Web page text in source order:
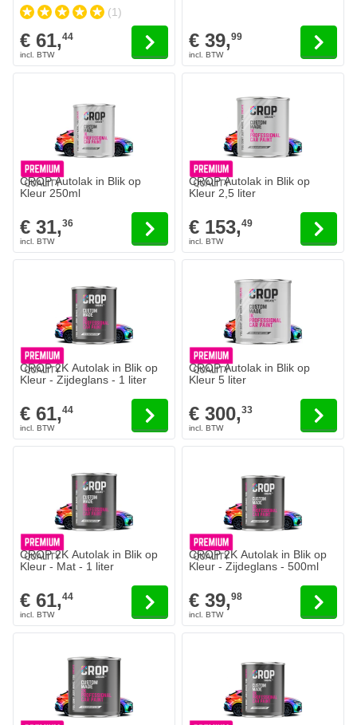
(1)
€ 61,44 € 39,99
CROP Autolak in Blik op
Kleur 250ml
€ 31,36
CROP Autolak in Blik op
Kleur 2,5 liter
€ 153,49
CROP 2K Autolak in Blik op
Kleur - Zijdeglans - 1 liter
€ 61,44
CROP Autolak in Blik op
Kleur 5 liter
€ 300,33
CROP 2K Autolak in Blik op
Kleur - Mat - 1 liter
€ 61,44
CROP 2K Autolak in Blik op
Kleur - Zijdeglans - 500ml
€ 39,98